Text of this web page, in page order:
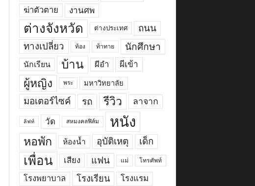
ฆ่าตัวตาย
งานศพ
ต่างจังหวัด ต่างประเทศ
ถนน
ทางเปลี่ยว
ท้อง ท้าทาย นักศึกษา
นักเรียน บ้าน ผีอำ ผีเข้า
ผู้หญิง พระ มหาวิทยาลัย
มอเตอร์ไซค์ รถ รีวิว ลาจาก
ลิฟท์ วัด สหมงคลฟิล์ม หนัง
หอพัก ห้องน้ำ อุบัติเหตุ เด็ก
เพื่อน เสียง แฟน แม่ โทรศัพท์
โรงพยาบาล โรงเรียน โรงแรม